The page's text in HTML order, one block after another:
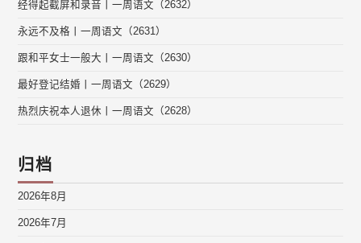
经得起截屏和录音丨一周语文（2632）
永远不及格丨一周语文（2631）
跟和平女士一般大丨一周语文（2630）
最好登记结婚丨一周语文（2629）
热烈庆祝本人退休丨一周语文（2628）
归档
2026年8月
2026年7月